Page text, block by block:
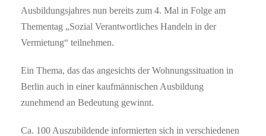
Ausbildungsjahres nun bereits zum 4. Mal in Folge am
Thementag „Sozial Verantwortliches Handeln in der
Vermietung“ teilnehmen.
Ein Thema, das das angesichts der Wohnungssituation in
Berlin auch in einer kaufmännischen Ausbildung
zunehmend an Bedeutung gewinnt.
Ca. 100 Auszubildende informierten sich in verschiedenen